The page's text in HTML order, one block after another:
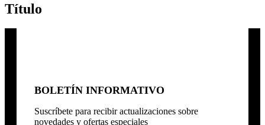
Título
BOLETÍN INFORMATIVO
Suscríbete para recibir actualizaciones sobre
novedades y ofertas especiales